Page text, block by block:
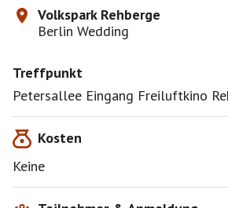
Volkspark Rehberge
Berlin Wedding
Treffpunkt
Petersallee Eingang Freiluftkino
Kosten
Keine